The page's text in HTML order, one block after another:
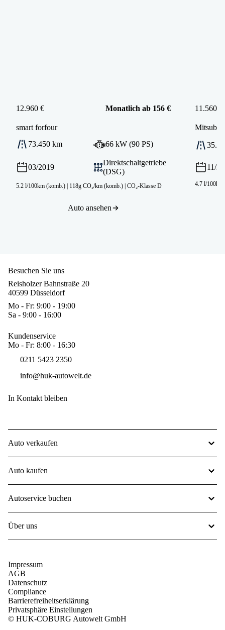
12.960 € Monatlich ab 156 €
smart forfour
73.450 km
66 kW (90 PS)
03/2019
Direktschaltgetriebe
(DSG)
5.2 l/100km (komb.) | 118g CO₂/km (komb.) | CO₂-Klasse D
Auto ansehen
11.560 €
11/
4.7 l/
Besuchen Sie uns
Reisholzer Bahnstraße 20
40599 Düsseldorf
Mo - Fr: 9:00 - 19:00
Sa - 9:00 - 16:00
Kundenservice
Mo - Fr: 8:00 - 16:30
0211 5423 2350
info@huk-autowelt.de
In Kontakt bleiben
Auto verkaufen
Auto kaufen
Autoservice buchen
Über uns
Impressum
AGB
Datenschutz
Compliance
Barrierefreiheitserklärung
Privatsphäre Einstellungen
© HUK-COBURG Autowelt GmbH